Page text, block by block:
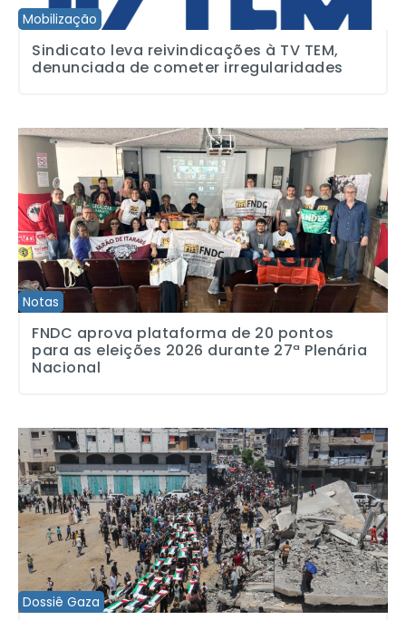
Mobilização
Sindicato leva reivindicações à TV TEM,
denunciada de cometer irregularidades
Notas
FNDC aprova plataforma de 20 pontos para as eleições 2026
FNDC aprova plataforma de 20 pontos
para as eleições 2026 durante 27ª Plenária
Nacional
Dossiê Gaza
Gaza realiza funeral coletivo de 112 pessoas assassinadas por